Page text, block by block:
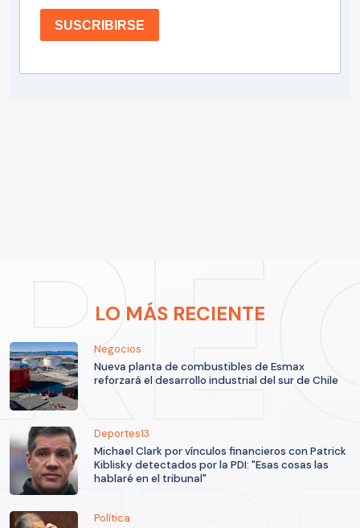
SUSCRIBIRSE
LO MÁS RECIENTE
Negocios
Nueva planta de combustibles de Esmax
reforzará el desarrollo industrial del sur de Chile
Deportes13
Michael Clark por vínculos financieros con Patrick
Kiblisky detectados por la PDI: "Esas cosas las
hablaré en el tribunal"
Política